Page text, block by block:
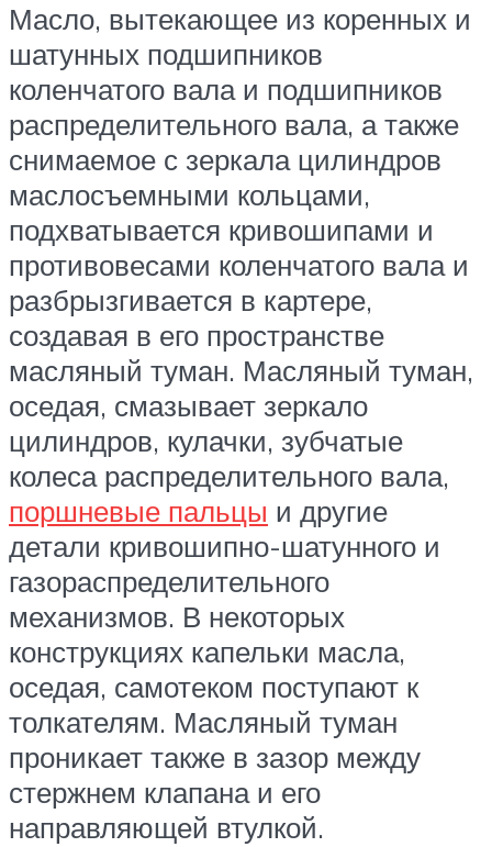
Масло, вытекающее из коренных и
шатунных подшипников
коленчатого вала и подшипников
распределительного вала, а также
снимаемое с зеркала цилиндров
маслосъемными кольцами,
подхватывается кривошипами и
противовесами коленчатого вала и
разбрызгивается в картере,
создавая в его пространстве
масляный туман. Масляный туман,
оседая, смазывает зеркало
цилиндров, кулачки, зубчатые
колеса распределительного вала,
поршневые пальцы и другие
детали кривошипно-шатунного и
газораспределительного
механизмов. В некоторых
конструкциях капельки масла,
оседая, самотеком поступают к
толкателям. Масляный туман
проникает также в зазор между
стержнем клапана и его
направляющей втулкой.